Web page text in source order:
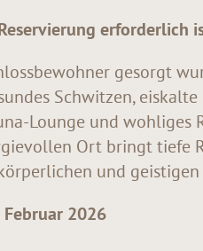
erforderlich
gesorgt
Schwitzen, eiskalte
Lounge und wohliges
Ort bringt tiefe
und geistigen
2026